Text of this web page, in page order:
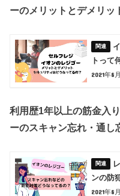
ーのメリットとデメリッ
トって
2021年8
利用歴1年以上の筋金入
ーのスキャン忘れ・通し
ンの防
2021年8